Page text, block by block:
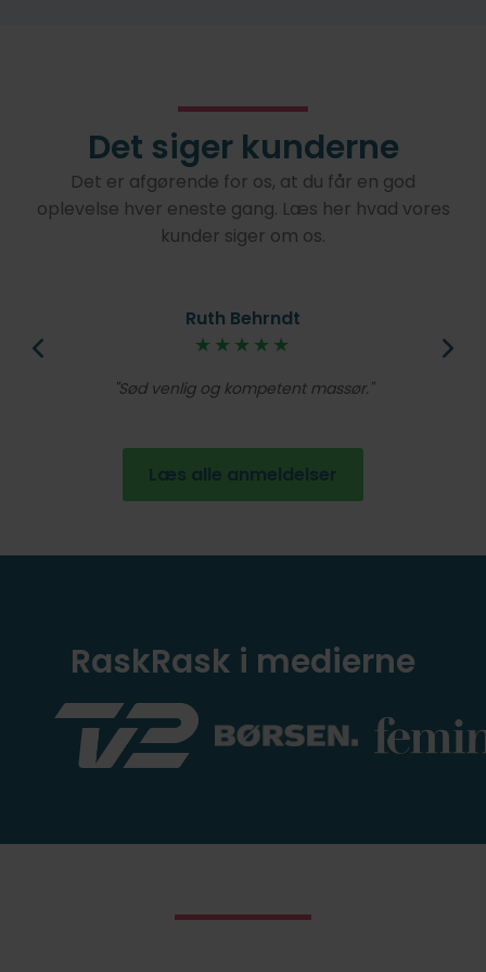
Det siger kunderne
Det er afgørende for os, at du får en god
oplevelse hver eneste gang. Læs her hvad vores
kunder siger om os.
Ruth Behrndt
★★★★★
Sød venlig og kompetent massør.
Læs alle anmeldelser
RaskRask i medierne